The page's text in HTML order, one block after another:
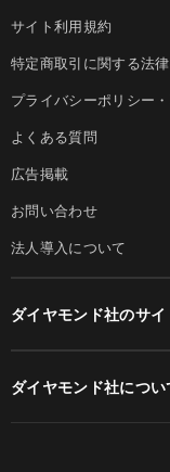
サイト利用規約
特定商取引に関する法
プライバシーポリシー
よくある質問
広告掲載
お問い合わせ
法人導入について
ダイヤモンド社のサイ
ダイヤモンド社につい